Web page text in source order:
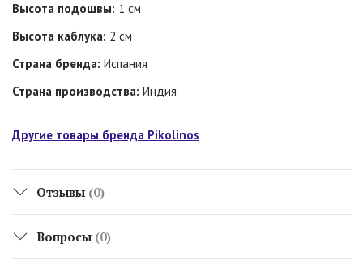
Высота подошвы: 1 см
Высота каблука: 2 см
Страна бренда: Испания
Страна производства: Индия
Другие товары бренда Pikolinos
Отзывы (0)
Вопросы (0)